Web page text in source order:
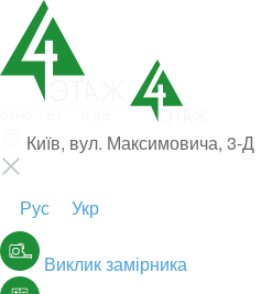
Київ, вул. Максимовича, 3-Д
Рус Укр
Виклик замірника